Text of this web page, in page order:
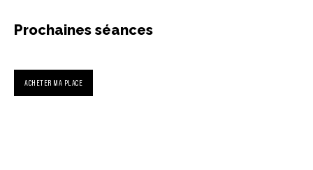
Prochaines séances
ACHETER MA PLACE